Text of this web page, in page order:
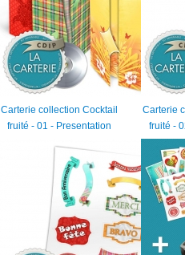
Carterie collection Cocktail
fruité - 01 - Presentation
Carterie
fruité -